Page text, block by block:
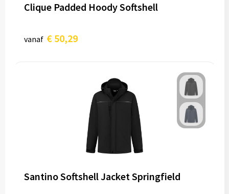
Clique Padded Hoody Softshell
vanaf € 50,29
Santino Softshell Jacket Springfield